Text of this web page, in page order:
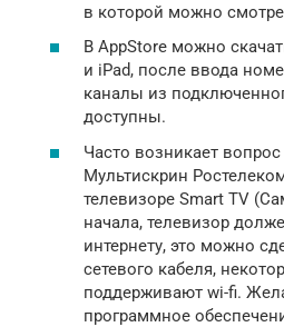
в которой можно
В AppStore можно
и iPad, после ввода
каналы из
доступны.
Часто возникает
Мультискрин
телевизоре Smart TV
начала, телевизор
интернету, это можно
сетевого кабеля,
поддерживают wi-fi.
программное